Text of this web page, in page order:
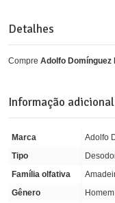
Detalhes
Compre Adolfo Domínguez
Informação adicional
Marca
Adolfo
Tipo
Família olfativa
Gênero
Homem